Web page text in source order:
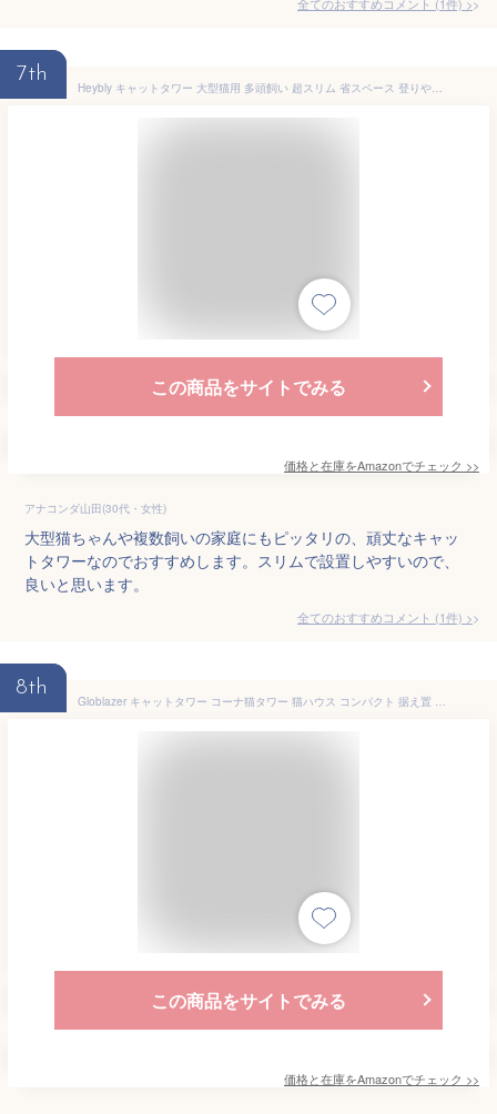
7th
Heybly キャットタワー 大型猫用 多頭飼い 超スリム 省スペース 登りやすい ハンモック キャットハウス 大型見晴らし台 麻紐 爪研ぎ棒 高さ153cm ライトブラウン HCT050MU
この商品をサイトでみる
価格と在庫をAmazonでチェック >>
アナコンダ山田(30代・女性)
大型猫ちゃんや複数飼いの家庭にもピッタリの、頑丈なキャッ
トタワーなのでおすすめします。スリムで設置しやすいので、
良いと思います。
全てのおすすめコメント (1件) >
8th
Globlazer キャットタワー コーナ猫タワー 猫ハウス コンパクト 据え置 き 天然麻紐 爪とぎポール 隠れ家 展望台 ハンモック ポンポン おもちゃ 転倒防止装置 優しい丸角設計 おしゃれ 省スペース 登りやすい 組立簡単 頑丈 安定感 運動不足解消 高さ130cm ベージュ C51
この商品をサイトでみる
価格と在庫をAmazonでチェック >>